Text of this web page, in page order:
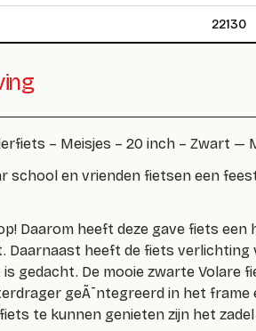
22130
– Meisjes – 20 inch – Zwart —
school en vrienden fietsen een
Daarom heeft deze gave fiets
heeft de fiets verlichting
gedacht. De mooie zwarte Volare
geÃ¯ntegreerd in het frame
te kunnen genieten zijn het